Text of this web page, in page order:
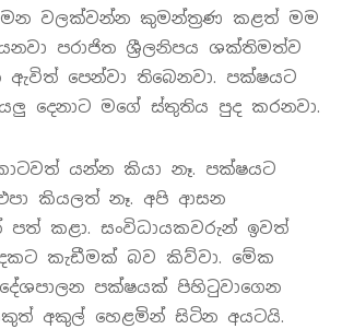
වලක්වන්න කුමන්ත්‍රණ කළත් මම
පරාජිත ශ්‍රීලනිපය ශක්තිමත්ව
ඇවිත් පෙන්වා තිබෙනවා. පක්ෂයට
දෙනාට මගේ ස්තුතිය පුද කරනවා.
යන්න කියා නෑ. පක්ෂයට
කියලත් නෑ. අපි ආසන
පත් කළා. සංවිධායකවරුන් ඉවත්
කැඩීමක් බව කිව්වා. මේක
පක්ෂයක් පිහිටුවාගෙන
අකුල් හෙළමින් සිටින අයටයි.